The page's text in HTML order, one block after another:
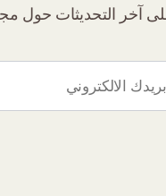
آخر التحديثات حول